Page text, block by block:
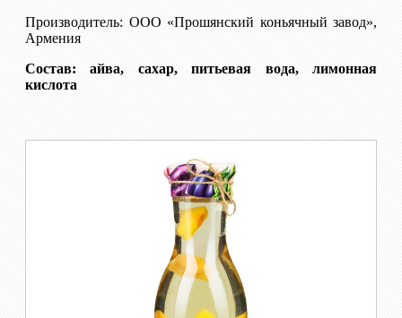
Производитель: ООО «Прошянский коньячный завод»,
Армения
Состав: айва, сахар, питьевая вода, лимонная
кислота